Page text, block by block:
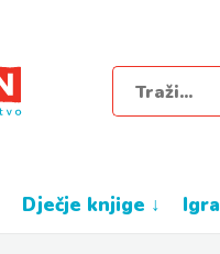
dječje knjige ↓